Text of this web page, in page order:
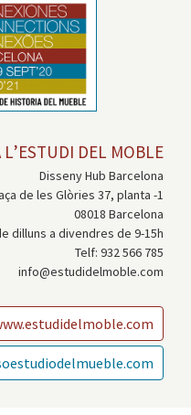
L’ESTUDI DEL MOBLE
Disseny Hub Barcelona
de les Glòries 37, planta -1
08018 Barcelona
dilluns a divendres de 9-15h
Telf: 932 566 785
info@estudidelmoble.com